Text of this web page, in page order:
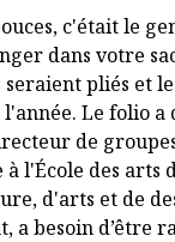
c'était le
dans votre
pliés et
Le folio a
de
l'École des arts
d'arts et de
a besoin d’être